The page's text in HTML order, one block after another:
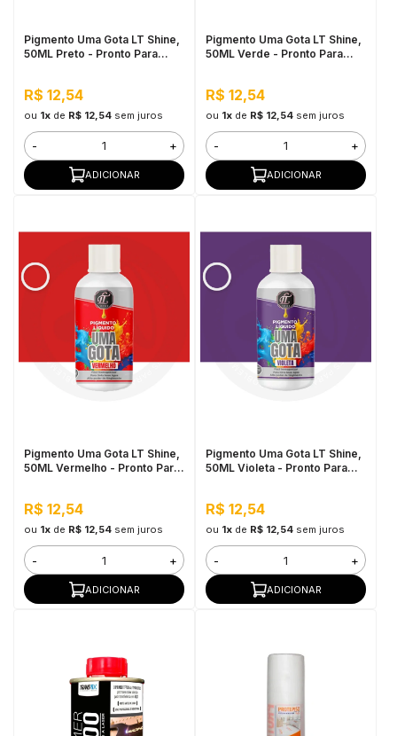
Pigmento Uma Gota LT Shine,
50ML Preto - Pronto Para
R$ 12,54
ou 1xde R$ 12,54 sem juros
- +
ADICIONAR
Pigmento Uma Gota LT Shine,
50ML Verde - Pronto Para
R$ 12,54
ou 1xde R$ 12,54 sem juros
- +
ADICIONAR
Pigmento Uma Gota LT Shine,
50ML Vermelho - Pronto Para
R$ 12,54
ou 1xde R$ 12,54 sem juros
- +
ADICIONAR
Pigmento Uma Gota LT Shine,
50ML Violeta - Pronto Para
R$ 12,54
ou 1xde R$ 12,54 sem juros
- +
ADICIONAR